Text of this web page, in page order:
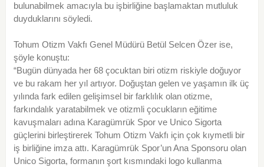
bulunabilmek amacıyla bu işbirliğine başlamaktan mutluluk
duyduklarını söyledi.
Tohum Otizm Vakfı Genel Müdürü Betül Selcen Özer ise,
şöyle konuştu:
“Bugün dünyada her 68 çocuktan biri otizm riskiyle doğuyor
ve bu rakam her yıl artıyor. Doğuştan gelen ve yaşamın ilk üç
yılında fark edilen gelişimsel bir farklılık olan otizme,
farkındalık yaratabilmek ve otizmli çocukların eğitime
kavuşmaları adına Karagümrük Spor ve Unico Sigorta
güçlerini birleştirerek Tohum Otizm Vakfı için çok kıymetli bir
iş birliğine imza attı. Karagümrük Spor’un Ana Sponsoru olan
Unico Sigorta, formanın şort kısmındaki logo kullanma